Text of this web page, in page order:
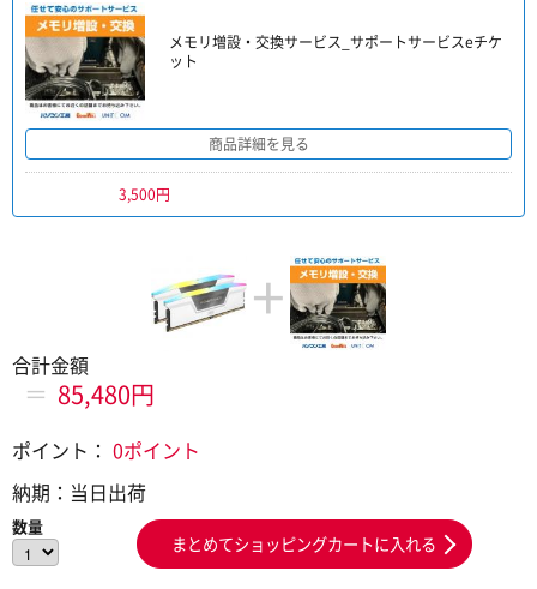
メモリ増設・交換サービス_サポートサービスeチケ
ット
商品詳細を見る
3,500円
+
合計金額
＝ 85,480円
ポイント： 0ポイント
納期： 当日出荷
数量
まとめてショッピングカートに入れる